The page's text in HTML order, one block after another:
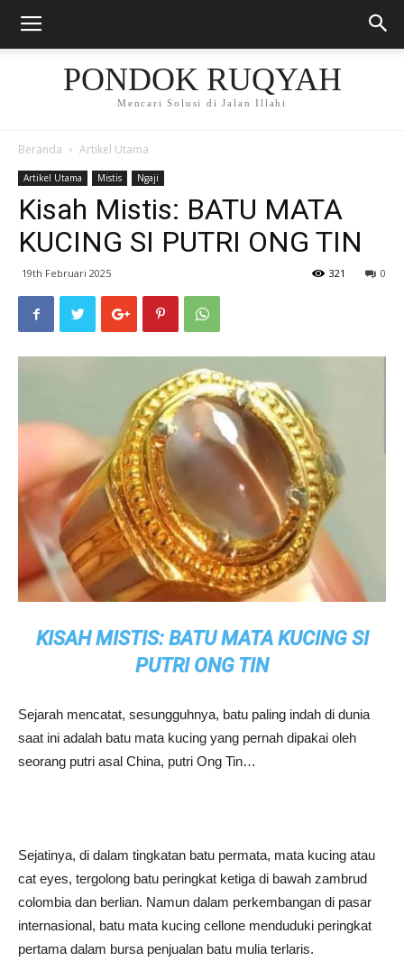
PONDOK RUQYAH
Mencari Solusi di Jalan Illahi
Beranda Artikel Utama
Artikel Utama Mistis Ngaji
Kisah Mistis: BATU MATA
KUCING SI PUTRI ONG TIN
19th Februari 2025 0
321
KISAH MISTIS: BATU MATA KUCING SI
PUTRI ONG TIN
Sejarah mencatat, sesungguhnya, batu paling indah di dunia
saat ini adalah batu mata kucing yang pernah dipakai oleh
seorang putri asal China, putri Ong Tin…
Sejatinya, di dalam tingkatan batu permata, mata kucing atau
cat eyes, tergolong batu peringkat ketiga di bawah zambrud
colombia dan berlian. Namun dalam perkembangan di pasar
internasional, batu mata kucing cellone menduduki peringkat
pertama dalam bursa penjualan batu mulia terlaris.